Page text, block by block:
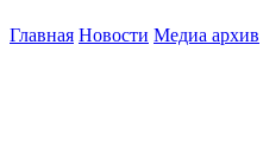
Главная Новости Медиа архив